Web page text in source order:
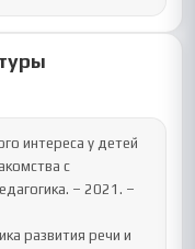
интереса у детей
с
– 2021. –
развития речи и